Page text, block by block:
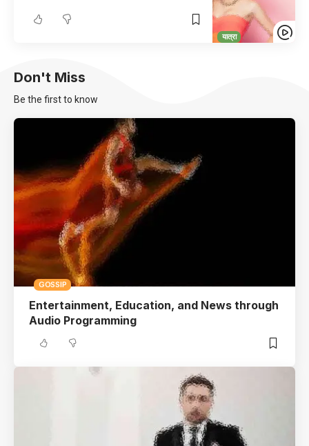
यात्रा
Don't Miss
Be the first to know
GOSSIP
Entertainment, Education, and News through
Audio Programming